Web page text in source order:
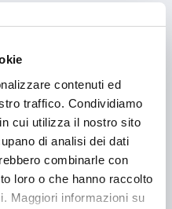
contenuti ed
traffico. Condividiamo
cui utilizza il nostro sito
di analisi dei dati
combinarle con
loro o che hanno raccolto
Maggiori informazioni su